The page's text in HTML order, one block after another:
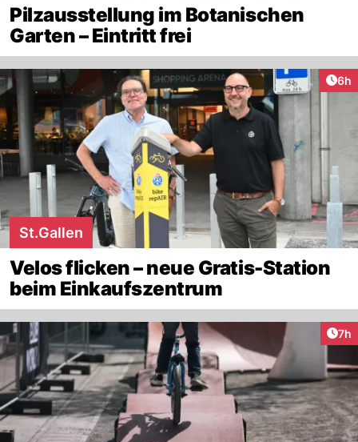
Pilzausstellung im Botanischen
Garten – Eintritt frei
6h
St.Gallen
Velos flicken – neue Gratis-Station
beim Einkaufszentrum
7h